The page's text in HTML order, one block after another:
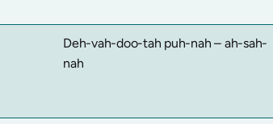
Deh-vah-doo-tah puh-nah – ah-sah-
nah